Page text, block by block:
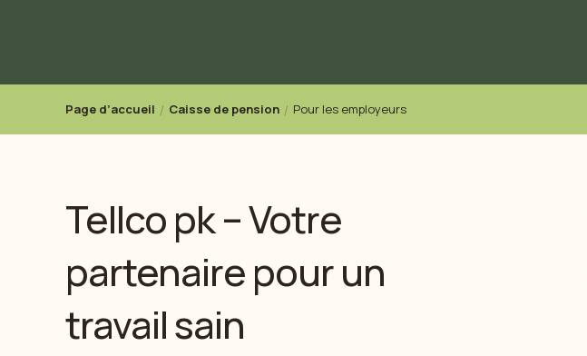
Page d’accueil Caisse de pension Pour les employeurs
Tellco pk – Votre
partenaire pour un
travail sain